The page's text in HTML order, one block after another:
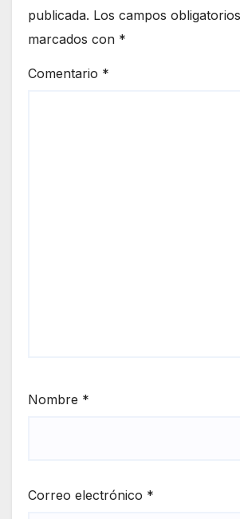
publicada. Los campos
marcados con *
Comentario *
Nombre *
Correo electrónico *